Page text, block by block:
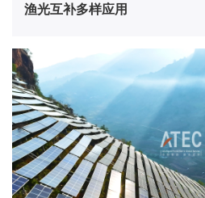
渔光互补多样应用